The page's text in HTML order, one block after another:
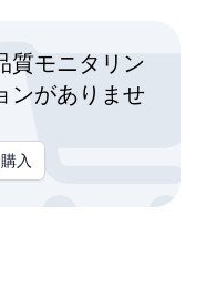
質モニタリン
ンがありませ
入